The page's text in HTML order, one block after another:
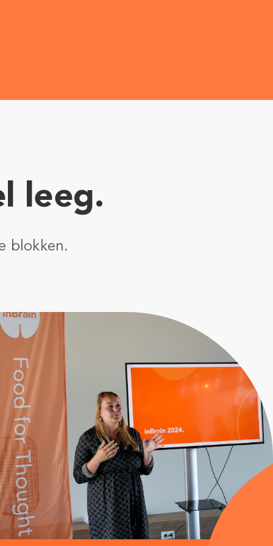
leeg.
blokken.